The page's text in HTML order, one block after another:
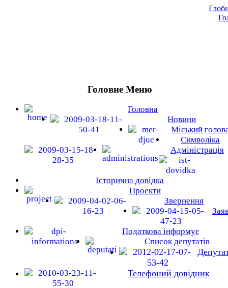
Головне Меню
Головна
Новини
Міський
Символіка
Адміністрація
Історична довідка
Проекти
Звернення
Податкова інформує
Список депутатів
Телефоний довідник